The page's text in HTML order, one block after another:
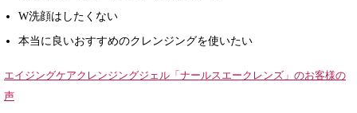
W洗顔はしたくない
本当に良いおすすめのクレンジングを使いたい
エイジングケアクレンジングジェル「ナールスエークレンズ」のお客様の
声